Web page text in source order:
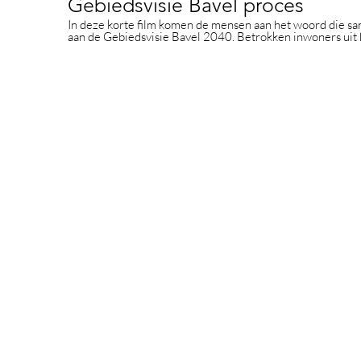
In deze korte film komen de mensen aan het woord die
aan de Gebiedsvisie Bavel 2040. Betrokken inwoners uit
ambtenaren van de Gemeente Breda. Ze vertellen over